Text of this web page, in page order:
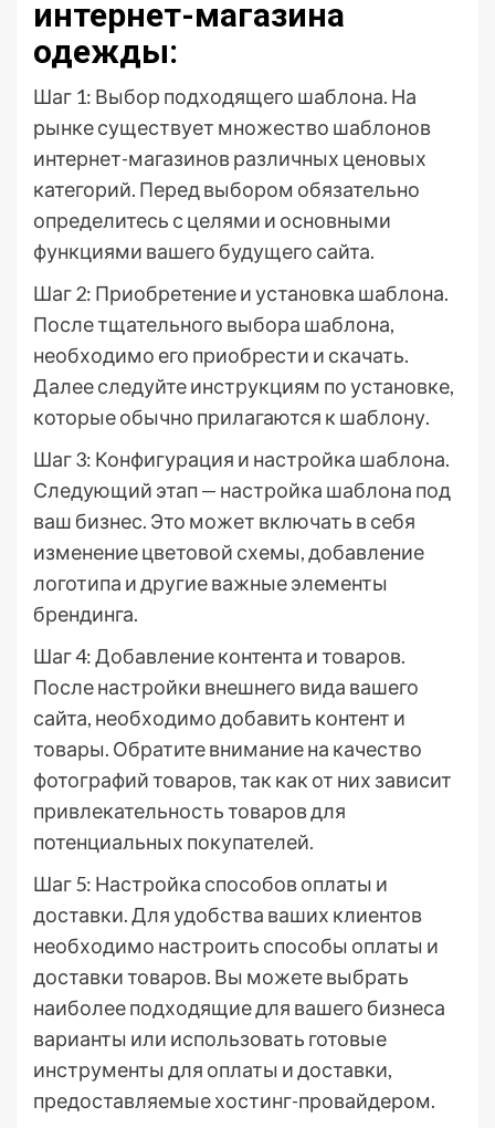
интернет-магазина
одежды:
Шаг 1: Выбор подходящего шаблона. На
рынке существует множество шаблонов
интернет-магазинов различных ценовых
категорий. Перед выбором обязательно
определитесь с целями и основными
функциями вашего будущего сайта.
Шаг 2: Приобретение и установка шаблона.
После тщательного выбора шаблона,
необходимо его приобрести и скачать.
Далее следуйте инструкциям по установке,
которые обычно прилагаются к шаблону.
Шаг 3: Конфигурация и настройка шаблона.
Следующий этап — настройка шаблона под
ваш бизнес. Это может включать в себя
изменение цветовой схемы, добавление
логотипа и другие важные элементы
брендинга.
Шаг 4: Добавление контента и товаров.
После настройки внешнего вида вашего
сайта, необходимо добавить контент и
товары. Обратите внимание на качество
фотографий товаров, так как от них зависит
привлекательность товаров для
потенциальных покупателей.
Шаг 5: Настройка способов оплаты и
доставки. Для удобства ваших клиентов
необходимо настроить способы оплаты и
доставки товаров. Вы можете выбрать
наиболее подходящие для вашего бизнеса
варианты или использовать готовые
инструменты для оплаты и доставки,
предоставляемые хостинг-провайдером.